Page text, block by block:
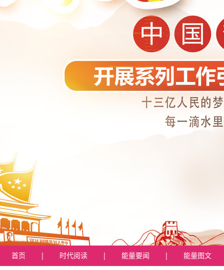
首页 | 时代阅读 | 能量要闻 | 能量图文